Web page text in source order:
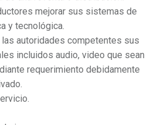
mejorar sus sistemas de
y tecnológica.
las autoridades competentes sus
incluidos audio, video que sean
requerimiento debidamente